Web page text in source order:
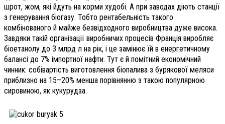
шрот, жом, які йдуть на корми худобі. А при заводах діють станції
з генерування біогазу. Тобто рентабельність такого
комбінованого й майже безвідходного виробництва дуже висока.
Завдяки такій організації виробничих процесів Франція виробляє
біоетанолу до 3 млрд л на рік, і це замінює їй в енергетичному
балансі до 7% імпортної нафти. Тут є й помітний економічний
чинник: собівартість виготовлення біопалива з бурякової меляси
приблизно на 15–20% менша порівнянню з такою популярною
сировиною, як кукурудза.